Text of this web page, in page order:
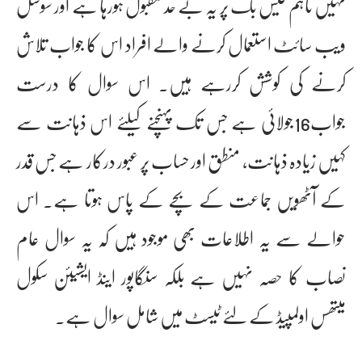
ویب سائٹ استعمال کرنے والے افراد اس کا جواب تلاش
کرنے کی کوشش کررہے ہیں۔ اس سوال کا درست
جواب16جولائی ہے جس تک پہنچنے کیلئے اس ذہانت سے
کہیں زیادہ ذہانت، منطق اور حساب پر عبور درکار ہے جس قدر
کے آٹھویں جماعت کے بچے کے پاس ہوتا ہے۔ اس
حوالے سے یہ اطلاعات بھی موجود ہیں کہ یہ سوال عام
نصاب کا حصہ نہیں ہے بلکہ سنگاپور اینڈ ایشیئن سکول
میتھس اولمپیڈ کے لئے ٹیسٹ میں شامل سوال ہے۔